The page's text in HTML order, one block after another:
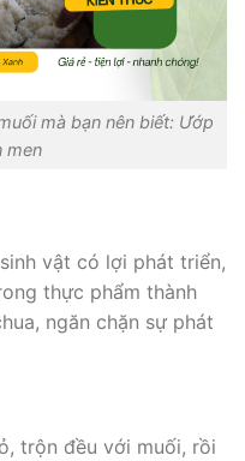
mà bạn nên biết: Ướp
men
vật có lợi phát triển,
thực phẩm thành
ngăn chặn sự phát
trộn đều với muối, rồi